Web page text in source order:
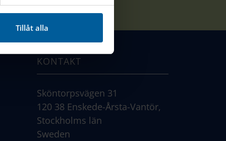
Tillåt alla
KONTAKT
Sköntorpsvägen 31
120 38 Enskede-Årsta-Vantör,
Stockholms län
Sweden